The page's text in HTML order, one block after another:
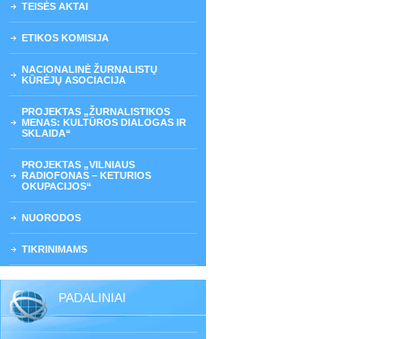
TEISĖS AKTAI
ETIKOS KOMISIJA
NACIONALINĖ ŽURNALISTŲ
KŪRĖJŲ ASOCIACIJA
PROJEKTAS „ŽURNALISTIKOS
MENAS: KULTŪROS DIALOGAS IR
SKLAIDA“
PROJEKTAS „VILNIAUS
RADIOFONAS – KETURIOS
OKUPACIJOS“
NUORODOS
TIKRINIMAMS
PADALINIAI